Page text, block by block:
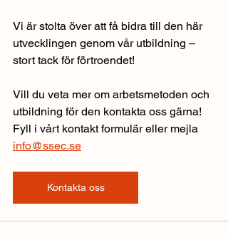
Vi är stolta över att få bidra till den här
utvecklingen genom vår utbildning –
stort tack för förtroendet!
Vill du veta mer om arbetsmetoden och
utbildning för den kontakta oss gärna!
Fyll i vårt kontakt formulär eller mejla
info@ssec.se
Kontakta oss